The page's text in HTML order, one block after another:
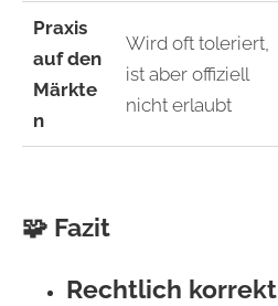
Praxis
auf den
Märkte
n
Wird oft toleriert,
ist aber offiziell
nicht erlaubt
🧩 Fazit
Rechtlich korrekt